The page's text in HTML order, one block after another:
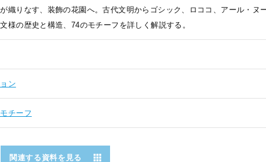
織りなす、装飾の花園へ。古代文明からゴシック、ロココ、アール・ヌ
様の歴史と構造、74のモチーフを詳しく解説する。
ン
チーフ
関連する資料を見る